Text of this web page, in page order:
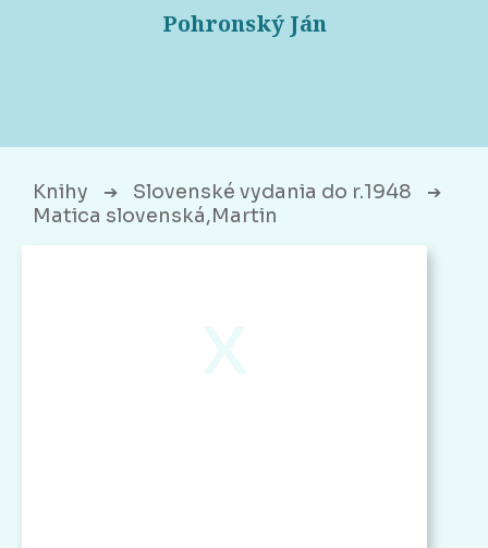
Pohronský Ján
Knihy ➔ Slovenské vydania do r.1948 ➔
Matica slovenská,Martin